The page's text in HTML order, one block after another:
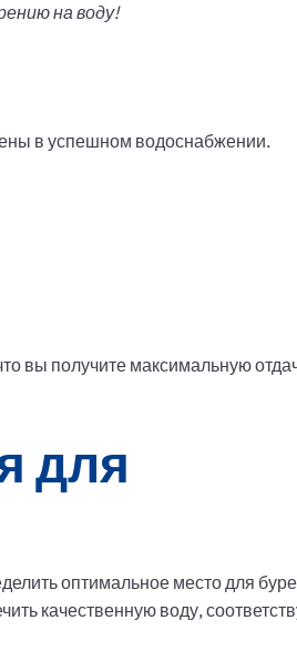
на воду!
в успешном водоснабжении.
вы получите максимальную
для
оптимальное место для
качественную воду,